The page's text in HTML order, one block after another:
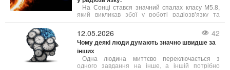
На Сонці стався значний спалах класу М5.8,
який викликав збої у роботі радіозв’язку та
прогнозами вчених, хмара намагніченої плазми
досягне Землі вже у ніч на вівторок, що може
спричинити появу полярного сяйва.
12.05.2026 42
Чому деякі люди думають значно швидше за
інших
Одна людина миттєво переключається з
одного завдання на інше, а іншій потрібно